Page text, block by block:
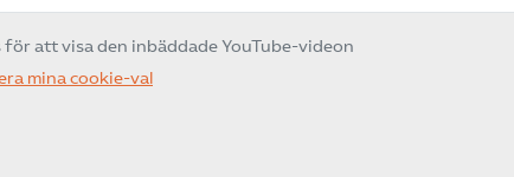
att visa den inbäddade YouTube-videon
mina cookie-val